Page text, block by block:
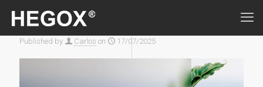
Published by Carlos on 17/07/2025